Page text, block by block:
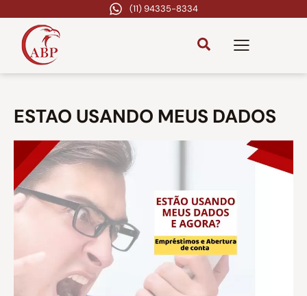
(11) 94335-8334
ESTAO USANDO MEUS DADOS